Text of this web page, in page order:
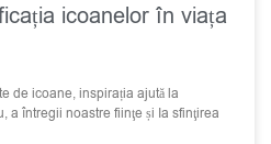
icoanelor în viața
de icoane, inspirația ajută la
a întregii noastre fiinţe și Ia sfinţirea